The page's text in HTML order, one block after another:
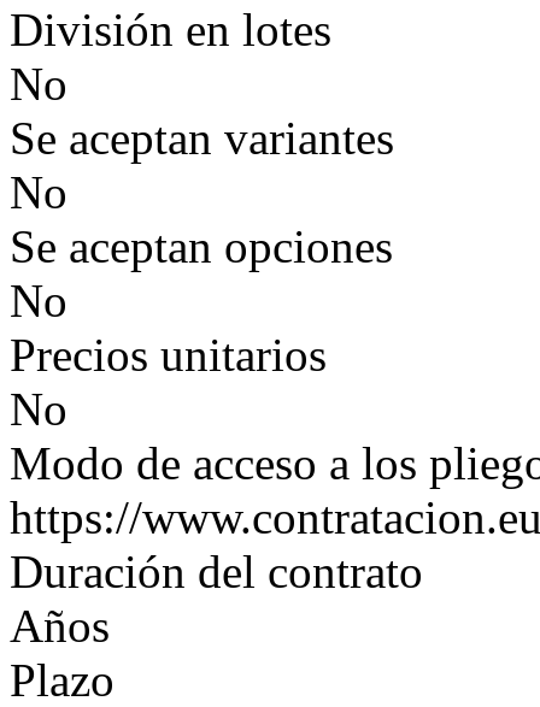
División en lotes
No
Se aceptan variantes
No
Se aceptan opciones
No
Precios unitarios
No
Modo de acceso a los
https://
Duración del contrato
Años
Plazo